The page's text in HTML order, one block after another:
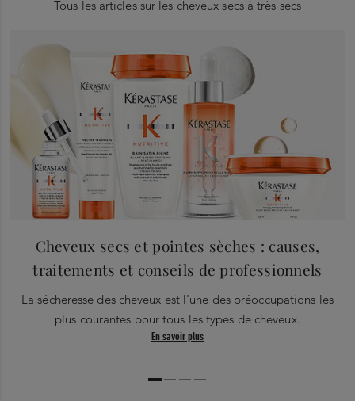
Tous les articles sur les cheveux secs à très secs
Cheveux secs et pointes sèches : causes,
traitements et conseils de professionnels
La sécheresse des cheveux est l'une des préoccupations les
plus courantes pour tous les types de cheveux.
En savoir plus